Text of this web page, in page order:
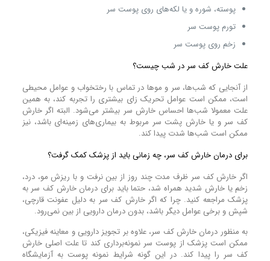
پوسته، شوره و یا لکه‌های روی پوست سر
تورم پوست سر
زخم روی پوست سر
علت خارش کف سر در شب چیست؟
از آنجایی که شب‌ها، سر و مو‌ها در تماس با رختخواب و عوامل محیطی
است، ممکن است عوامل تحریک زای بیشتری را تجربه کند، به همین
علت معمولا شب‌ها احساس خارش سر بیشتر می‌شود. البته اگر خارش
کف سر و یا خارش پشت سر مربوط به بیماری‌های زمینه‌ای باشد، نیز
ممکن است شب‌ها شدت پیدا کند.
برای درمان خارش کف سر، چه زمانی باید از پزشک کمک گرفت؟
اگر خارش کف سر ظرف مدت چند روز از بین نرفت و با ریزش مو، درد،
زخم یا خارش شدید همراه شد، حتما باید برای درمان خارش کف سر به
پزشک مراجعه کنید. چرا که اگر خارش کف سر به دلیل عفونت قارچی،
شپش و برخی عوامل دیگر باشد، بدون درمان دارویی از بین نمی‌رود.
به منظور درمان خارش کف سر، علاوه بر تجویز دارویی و معاینه فیزیکی،
ممکن است پزشک از پوست سر نمونه‌برداری کند تا علت اصلی خارش
کف سر را پیدا کند. در این گونه شرایط نمونه پوست به آزمایشگاه